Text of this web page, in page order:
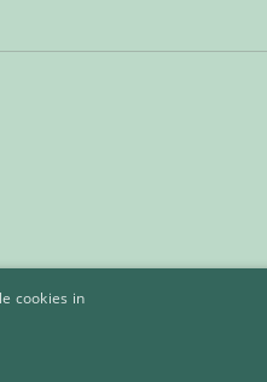
cookies in